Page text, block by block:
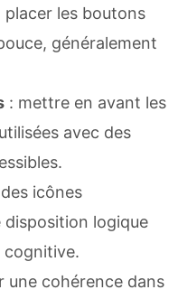
placer les boutons
généralement
: mettre en avant les
avec des
icônes
disposition logique
cognitive.
une cohérence dans